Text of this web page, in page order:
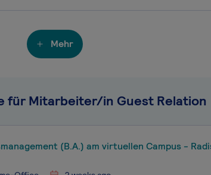
Mehr
für Mitarbeiter/in Guest Relation
(B.A.) am virtuellen Campus -